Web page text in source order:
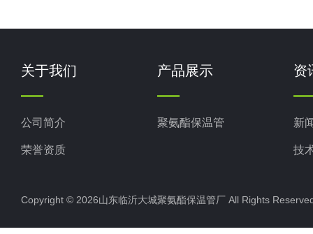
关于我们
公司简介
荣誉资质
产品展示
聚氨酯保温管
资
新
技
Copyright © 2026山东临沂大城聚氨酯保温管厂 All Rights